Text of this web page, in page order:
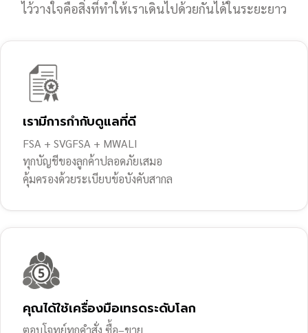
ไว้วางใจคือสิ่งที่ทำให้เราเดินไปด้วยกันได้ในระยะยาว
เรามีการกำกับดูแลที่ดี
FSA + SVGFSA + MWALI
ทุกบัญชีของลูกค้าปลอดภัยเสมอ
คุ้มครองด้วยระเบียบข้อบังคับสากล
คุณได้ใช้เครื่องมือเทรดระดับโลก
ตอบโจทย์ทุกคำสั่ง ซื้อ–ขาย